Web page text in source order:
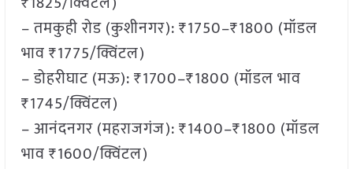
– तमकुही रोड (कुशीनगर): ₹1750–₹1800 (मॉडल
भाव ₹1775/क्विंटल)
– डोहरीघाट (मऊ): ₹1700–₹1800 (मॉडल भाव
₹1745/क्विंटल)
– आनंदनगर (महराजगंज): ₹1400–₹1800 (मॉडल
भाव ₹1600/क्विंटल)